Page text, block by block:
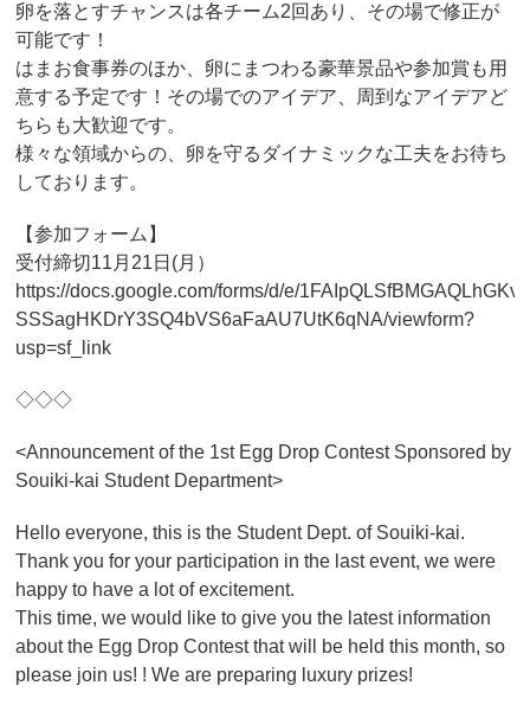
卵を落とすチャンスは各チーム2回あり、その場で修正が
可能です！
はまお食事券のほか、卵にまつわる豪華景品や参加賞も用
意する予定です！その場でのアイデア、周到なアイデアど
ちらも大歓迎です。
様々な領域からの、卵を守るダイナミックな工夫をお待ち
しております。
【参加フォーム】
受付締切11月21日(月）
https://docs.google.com/forms/d/e/
SSSagHKDrY3SQ4bVS6aFaAU7UtK6qNA/viewform?
usp=sf_link
◇◇◇
<Announcement of the 1st Egg Drop Contest Sponsored by
Souiki-kai Student Department>
Hello everyone, this is the Student Dept. of Souiki-kai.
Thank you for your participation in the last event, we were
happy to have a lot of excitement.
This time, we would like to give you the latest information
about the Egg Drop Contest that will be held this month, so
please join us! ! We are preparing luxury prizes!